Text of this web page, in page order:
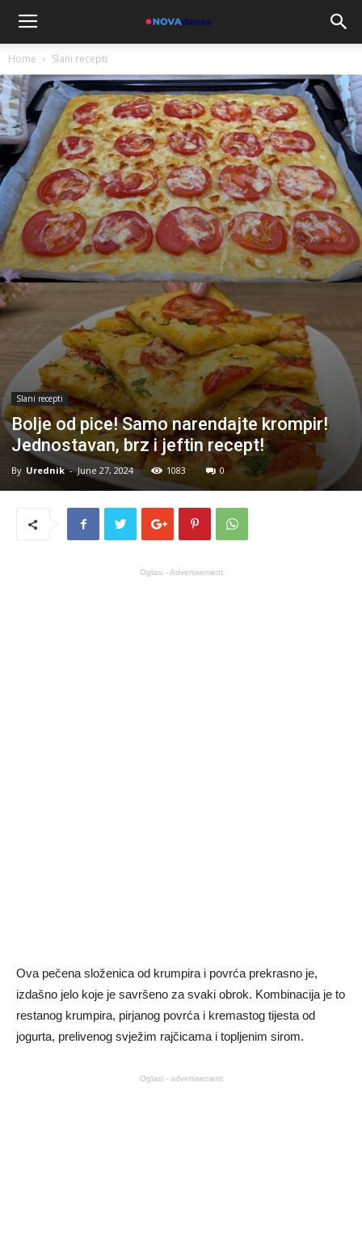
Home Slani recepti
Slani recepti
Bolje od pice! Samo narendajte krompir!
Jednostavan, brz i jeftin recept!
By Urednik - June 27, 2024 1083 0
Oglasi - Advertisement
Ova pečena složenica od krumpira i povrća prekrasno je,
izdašno jelo koje je savršeno za svaki obrok. Kombinacija je to
restanog krumpira, pirjanog povrća i kremastog tijesta od
jogurta, prelivenog svježim rajčicama i topljenim sirom.
Oglasi - advertisement